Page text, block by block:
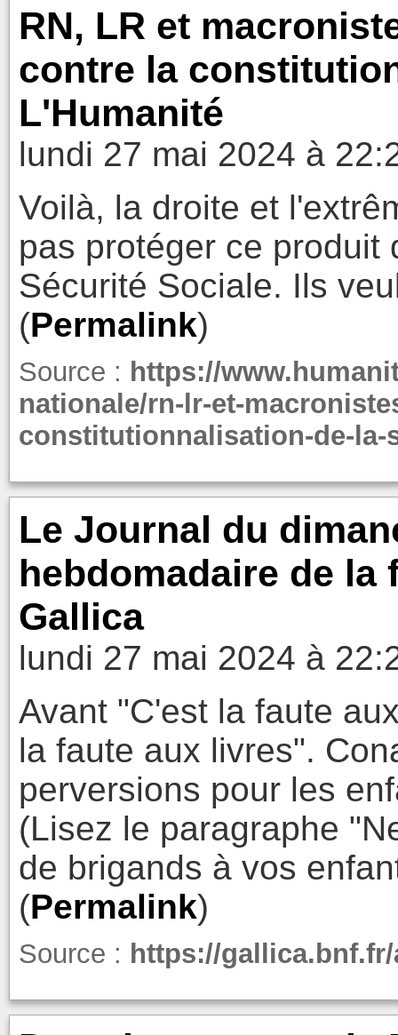
RN, LR et
contre la
L'Humanité
lundi 27 mai 2024 à
Voilà, la droite et
pas protéger ce produit
Sécurité Sociale. Ils
(Permalink)
Source : https://
nationale/rn-lr-et-
constitutionnalisation-de-la-
Le Journal du
hebdomadaire de la
Gallica
lundi 27 mai 2024 à
Avant "C'est la faute
la faute aux livres".
perversions pour les
(Lisez le paragraphe
de brigands à vos
(Permalink)
Source : https://gallica.bnf.fr/